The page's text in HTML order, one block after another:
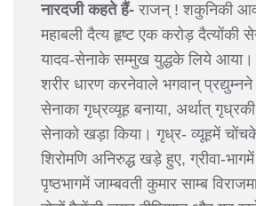
नारदजी कहते हैं- राजन् ! शकुनिकी
महाबली दैत्य हृष्ट एक करोड़ दैत्योंकी
यादव-सेनाके सम्मुख युद्धके लिये आया।
शरीर धारण करनेवाले भगवान् प्रद्युम्नने
सेनाका गृध्रव्यूह बनाया, अर्थात्
सेनाको खड़ा किया। गृध्र- व्यूहमें
शिरोमणि अनिरुद्ध खड़े हुए, ग्रीवा-
पृष्ठभागमें जाम्बवती कुमार साम्ब